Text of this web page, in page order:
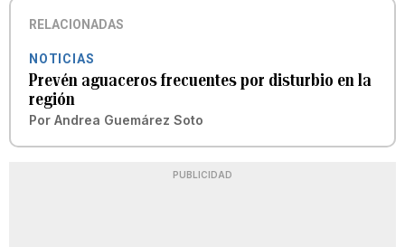
RELACIONADAS
NOTICIAS
Prevén aguaceros frecuentes por disturbio en la
región
Por Andrea Guemárez Soto
PUBLICIDAD